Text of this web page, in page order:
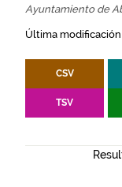
Ayuntamiento de
Última
CSV
TSV